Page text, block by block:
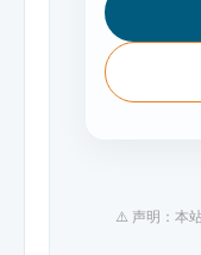
⚠️ 声明：本